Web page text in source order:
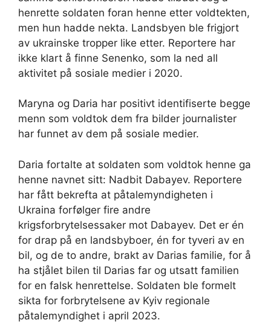
henrette soldaten foran henne etter voldtekten,
men hun hadde nekta. Landsbyen ble frigjort
av ukrainske tropper like etter. Reportere har
ikke klart å finne Senenko, som la ned all
aktivitet på sosiale medier i 2020.
Maryna og Daria har positivt identifiserte begge
menn som voldtok dem fra bilder journalister
har funnet av dem på sosiale medier.
Daria fortalte at soldaten som voldtok henne ga
henne navnet sitt: Nadbit Dabayev. Reportere
har fått bekrefta at påtalemyndigheten i
Ukraina forfølger fire andre
krigsforbrytelsessaker mot Dabayev. Det er én
for drap på en landsbyboer, én for tyveri av en
bil, og de to andre, brakt av Darias familie, for å
ha stjålet bilen til Darias far og utsatt familien
for en falsk henrettelse. Soldaten ble formelt
sikta for forbrytelsene av Kyiv regionale
påtalemyndighet i april 2023.